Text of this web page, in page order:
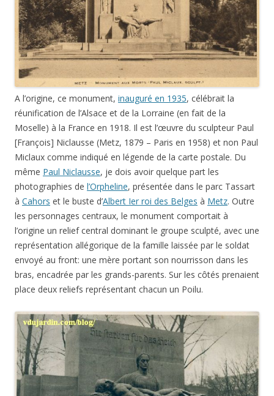
A l’origine, ce monument,inauguré en 1935, célébrait la
réunification de l’Alsace et de la Lorraine (en fait de la
Moselle) à la France en 1918. Il est l’œuvre du sculpteur Paul
[François] Niclausse (Metz, 1879 – Paris en 1958) et non Paul
Miclaux comme indiqué en légende de la carte postale. Du
mêmePaul Niclausse, je dois avoir quelque part les
photographies del’Orpheline, présentée dans le parc Tassart
àCahorset le buste d’Albert Ier roi des BelgesàMetz. Outre
les personnages centraux, le monument comportait à
l’origine un relief central dominant le groupe sculpté, avec une
représentation allégorique de la famille laissée par le soldat
envoyé au front: une mère portant son nourrisson dans les
bras, encadrée par les grands-parents. Sur les côtés prenaient
place deux reliefs représentant chacun un Poilu.